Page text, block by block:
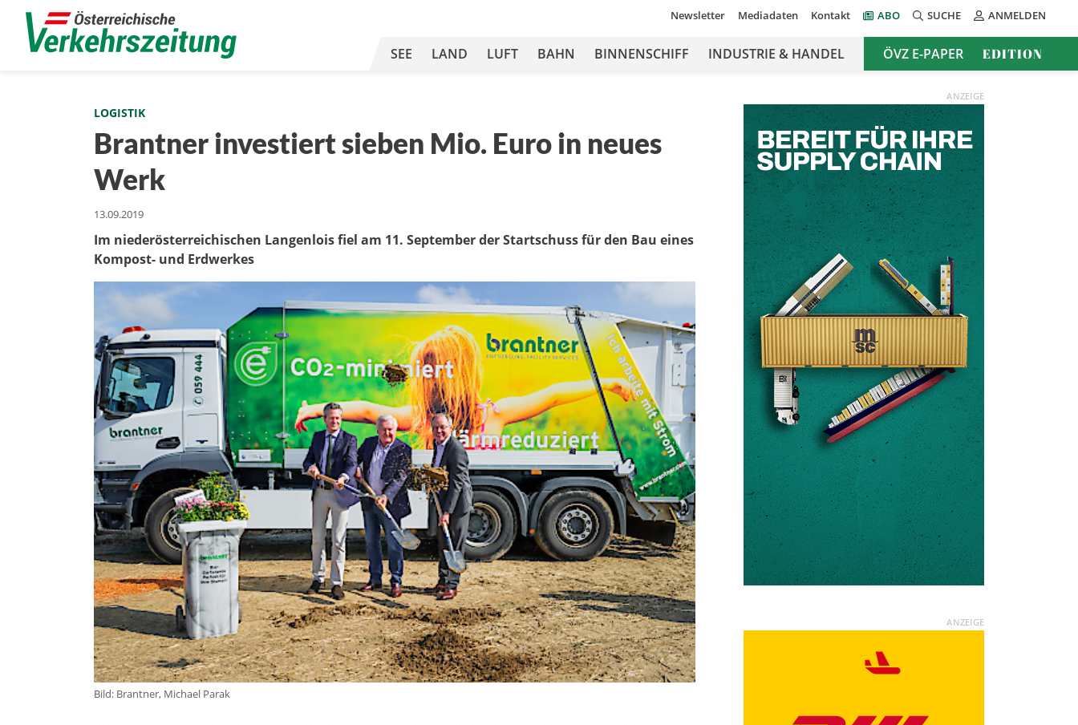
Newsletter Mediadaten Kontakt ABO SUCHE ANMELDEN
SEE LAND LUFT BAHN BINNENSCHIFF INDUSTRIE & HANDEL ÖVZ E-PAPER EDITION
LOGISTIK
Brantner investiert sieben Mio. Euro in neues
Werk
13.09.2019
Im niederösterreichischen Langenlois fiel am 11. September der Startschuss für den Bau eines
Kompost- und Erdwerkes
Bild: Brantner, Michael Parak
ANZEIGE
ANZEIGE